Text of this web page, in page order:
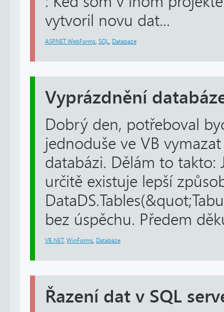
vytvoril novu dat...
ASP.NET WebForms SQL Databáze
Vyprázdnění
Dobrý den, potřeboval
jednoduše ve VB
databázi. Dělám to takto:
určitě existuje lepší
bez úspěchu. Předem
VB.NET, WinForms Databáze
Řazení dat v SQL